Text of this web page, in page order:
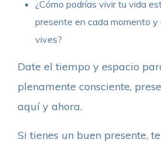
¿Cómo podrías vivir tu vida
presente en cada momento y
vives?
Date el tiempo y espacio
plenamente consciente,
aquí y ahora.
Si tienes un buen presente,